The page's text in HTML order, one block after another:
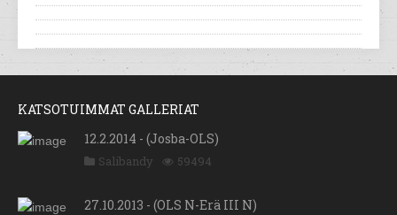
KATSOTUIMMAT GALLERIAT
12.2.2014 - (Josba-OLS)
Salibandy 59494
27.10.2013 - (OLS N-Erä III N)